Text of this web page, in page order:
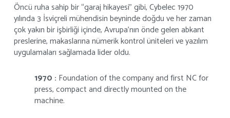
Öncü ruha sahip bir “garaj hikayesi” gibi, Cybelec 1970
yılında 3 İsviçreli mühendisin beyninde doğdu ve her zaman
çok yakın bir işbirliği içinde, Avrupa’nın önde gelen abkant
preslerine, makaslarına nümerik kontrol üniteleri ve yazılım
uygulamaları sağlamada lider oldu.
1970 : Foundation of the company and first NC for
press, compact and directly mounted on the
machine.